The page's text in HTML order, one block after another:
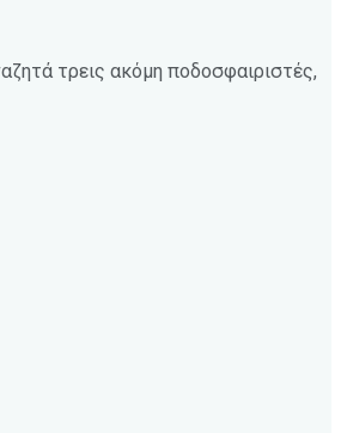
τρεις ακόμη ποδοσφαιριστές,